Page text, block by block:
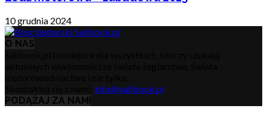
10 grudnia 2024
O NAS
info@sailbook.pl
PODĄŻAJ ZA NAMI